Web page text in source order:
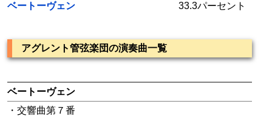
ベートーヴェン 33.3パーセント
アグレント管弦楽団の演奏曲一覧
ベートーヴェン
・交響曲第７番